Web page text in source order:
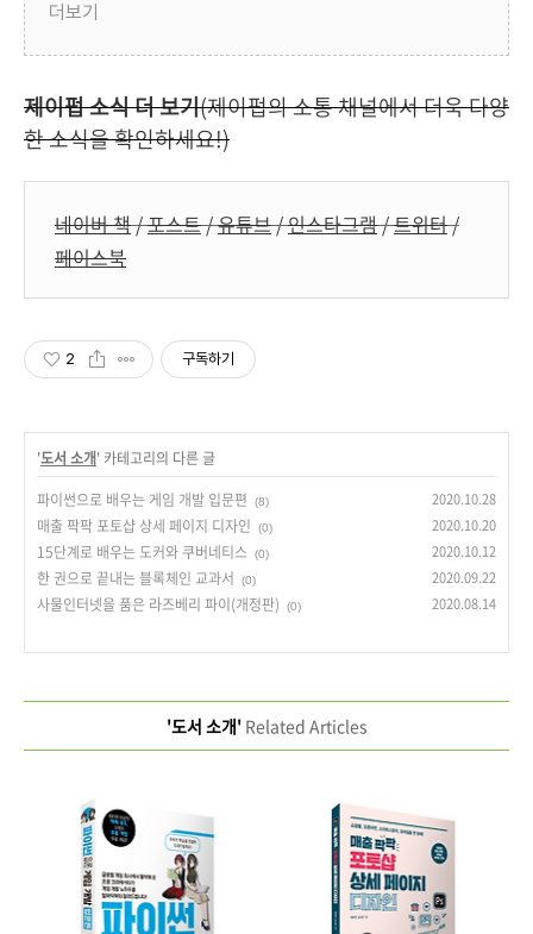
더보기
제이펍 소식 더 보기(제이펍의 소통 채널에서 더욱 다양
한 소식을 확인하세요!)
네이버 책/포스트/유튜브/인스타그램/트위터/
페이스북
2 구독하기
'도서 소개' 카테고리의 다른 글
파이썬으로 배우는 게임 개발 입문편
(8) 2020.10.28
매출 팍팍 포토샵 상세 페이지 디자인 (0) 2020.10.20
15단계로 배우는 도커와 쿠버네티스 (0) 2020.10.12
한 권으로 끝내는 블록체인 교과서 (0) 2020.09.22
사물인터넷을 품은 라즈베리 파이(개정판) (0) 2020.08.14
'도서 소개'Related Articles